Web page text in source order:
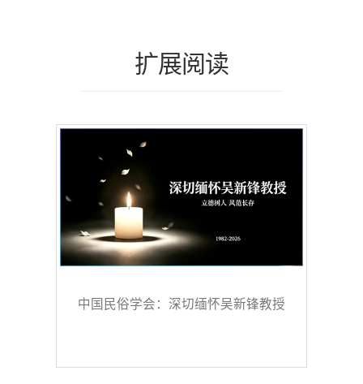
扩展阅读
中国民俗学会：深切缅怀吴新锋教授